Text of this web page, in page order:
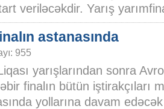
veriləcəkdir. Yarış
astanasında
955
yarışlarından sonra
finalın bütün iştirakçıları
yollarına davam